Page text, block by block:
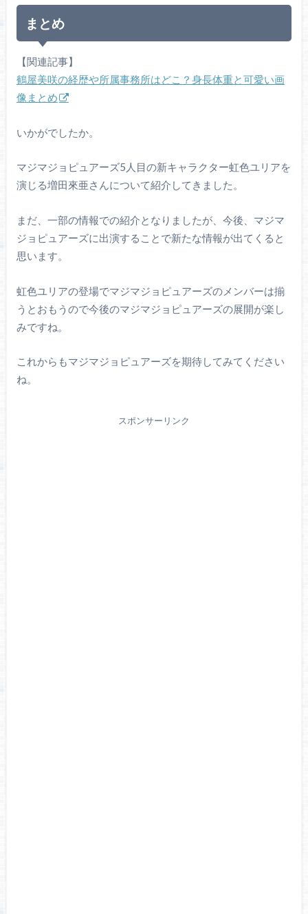
まとめ
【関連記事】
鶴屋美咲の経歴や所属事務所はどこ？身長体重と可愛い画
像まとめ
いかがでしたか。
マジマジョピュアーズ5人目の新キャラクター虹色ユリアを
演じる増田來亜さんについて紹介してきました。
まだ、一部の情報での紹介となりましたが、今後、マジマ
ジョピュアーズに出演することで新たな情報が出てくると
思います。
虹色ユリアの登場でマジマジョピュアーズのメンバーは揃
うとおもうので今後のマジマジョピュアーズの展開が楽し
みですね。
これからもマジマジョピュアーズを期待してみてください
ね。
スポンサーリンク